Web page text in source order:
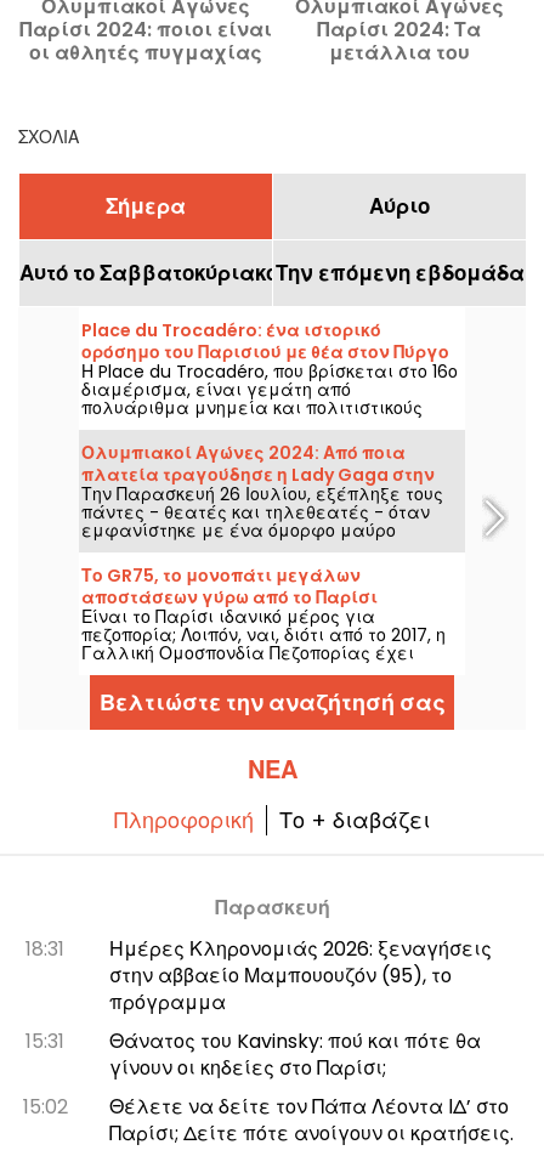
Ολυμπιακοί Αγώνες
Παρίσι 2024: ποιοι είναι
οι αθλητές πυγμαχίας
Ολυμπιακοί Αγώνες
Παρίσι 2024: Τα
μετάλλια του
ΣΧΌΛΙΑ
Σήμερα Αύριο
Αυτό το ΣαββατοκύριακοΤην επόμενη εβδομάδα
Place du Trocadéro: ένα ιστορικό
ορόσημο του Παρισιού με θέα στον Πύργο
του Άιφελ
Η Place du Trocadéro, που βρίσκεται στο 16ο
διαμέρισμα, είναι γεμάτη από
πολυάριθμα μνημεία και πολιτιστικούς
χώρους. Προσελκύει τουρίστες και
Παριζιάνους που ζουν για πάντα χάρη στην
ασυναγώνιστη θέα του Πύργου του Άιφελ.
Ολυμπιακοί Αγώνες 2024: Από ποια
πλατεία τραγούδησε η Lady Gaga στην
τελετή έναρξης;
Την Παρασκευή 26 Ιουλίου, εξέπληξε τους
πάντες - θεατές και τηλεθεατές - όταν
εμφανίστηκε με ένα όμορφο μαύρο
φόρεμα, περιτριγυρισμένη από ροζ
πομφόλυγες. Πού βρισκόταν όμως η
τραγουδίστρια; Είναι ο χώρος ανοιχτός για
το κοινό;
Το GR75, το μονοπάτι μεγάλων
αποστάσεων γύρω από το Παρίσι
Είναι το Παρίσι ιδανικό μέρος για
πεζοπορία; Λοιπόν, ναι, διότι από το 2017, η
Γαλλική Ομοσπονδία Πεζοπορίας έχει
ανοίξει μια πλήρως σηματοδοτημένη
διαδρομή γύρω από το Παρίσι για όλους
τους λάτρεις του περπατήματος.
Βελτιώστε την αναζήτησή σας
ΝΈΑ
Πληροφορική Το + διαβάζει
Παρασκευή
18:31
Ημέρες Κληρονομιάς 2026: ξεναγήσεις
στην αββαείο Μαμπουουζόν (95), το
πρόγραμμα
15:31
Θάνατος του Kavinsky: πού και πότε θα
γίνουν οι κηδείες στο Παρίσι;
15:02
Θέλετε να δείτε τον Πάπα Λέοντα ΙΔ’ στο
Παρίσι; Δείτε πότε ανοίγουν οι κρατήσεις.